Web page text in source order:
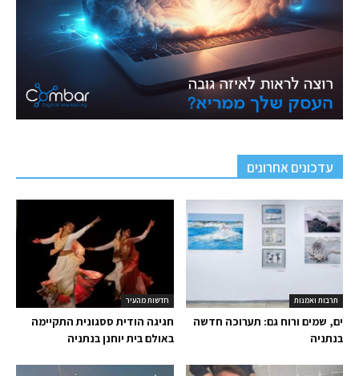
עדכונים אחרונים
חדשות מהעיר
חגיגה הודית ססגונית התקיימה
באולם בית יוחנן בנתניה
תרבות ואמנות
ים, שמים ורוח גם: תערוכה חדשה
בנתניה